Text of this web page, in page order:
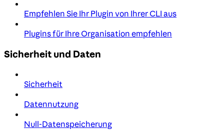
Empfehlen Sie Ihr Plugin von Ihrer CLI aus
Plugins für Ihre Organisation empfehlen
Sicherheit und Daten
Sicherheit
Datennutzung
Null-Datenspeicherung